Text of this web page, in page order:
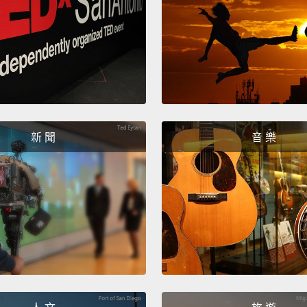
新 聞 音 樂